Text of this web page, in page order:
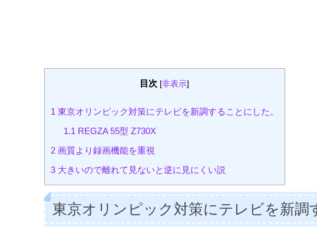
目次 [非表示]
1 東京オリンピック対策にテレビを新調することにした。
1.1 REGZA 55型 Z730X
2画質より録画機能を重視
3大きいので離れて見ないと逆に見にくい説
東京オリンピック対策にテレビを新調